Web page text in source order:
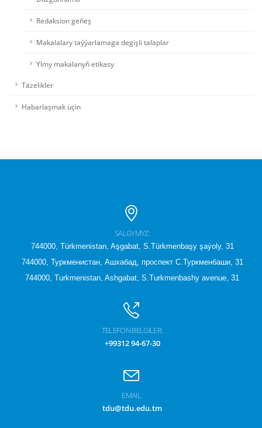
Redaksion geňeş
Makalalary taýýarlamaga degişli talaplar
Ylmy makalanyň etikasy
Täzelikler
Habarlaşmak üçin
SALGYMYZ:
744000, Türkmenistan, Aşgabat, S.Türkmenbaşy şaýoly, 31
744000, Туркменистан, Ашхабад, проспект С.Туркменбаши, 31
744000, Turkmenistan, Ashgabat, S.Turkmenbashy avenue, 31
TELEFON BELGILER:
+99312 94-67-30
EMAIL:
tdu@tdu.edu.tm